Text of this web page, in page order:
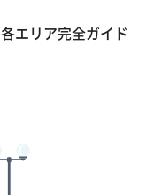
各エリア完全ガイド